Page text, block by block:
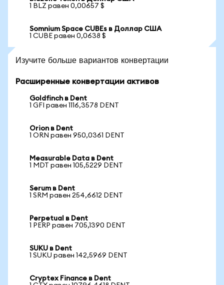
1 BLZ равен 0,00657 $
Somnium Space CUBEs в Доллар США
1 CUBE равен 0,0638 $
Изучите больше вариантов конвертации
Расширенные конвертации активов
Goldfinch в Dent
1 GFI равен 1116,3578 DENT
Orion в Dent
1 ORN равен 950,0361 DENT
Measurable Data в Dent
1 MDT равен 105,5229 DENT
Serum в Dent
1 SRM равен 254,6612 DENT
Perpetual в Dent
1 PERP равен 705,1390 DENT
SUKU в Dent
1 SUKU равен 142,5969 DENT
Cryptex Finance в Dent